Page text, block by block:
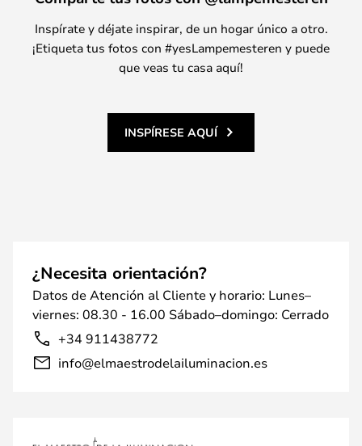
Inspírate y déjate inspirar, de un hogar único a otro.
¡Etiqueta tus fotos con #yesLampemesteren y puede
que veas tu casa aquí!
INSPÍRESE AQUÍ
¿Necesita orientación?
Datos de Atención al Cliente y horario: Lunes–
viernes: 08.30 - 16.00 Sábado–domingo: Cerrado
+34 911438772
info@elmaestrodelailuminacion.es